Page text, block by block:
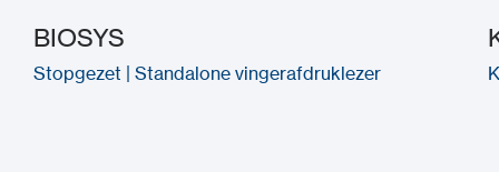
BIOSYS
Stopgezet | Standalone vingerafdruklezer